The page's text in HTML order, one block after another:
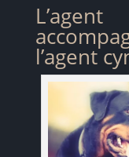
l’agent